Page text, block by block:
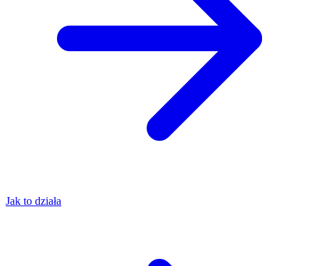
Jak to działa